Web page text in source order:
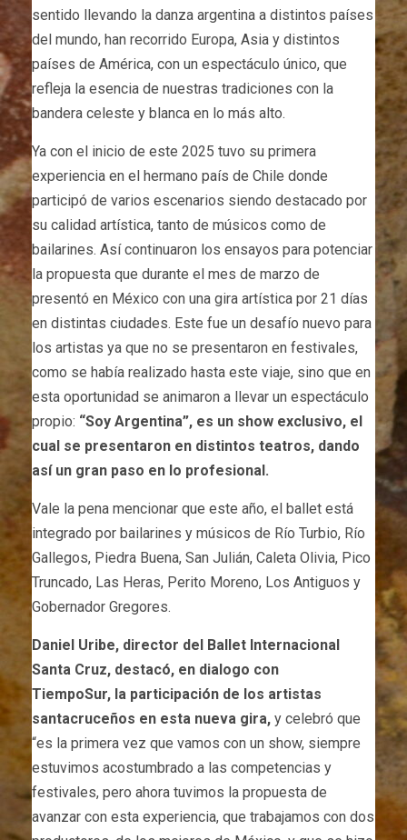
sentido llevando la danza argentina a distintos países
del mundo, han recorrido Europa, Asia y distintos
países de América, con un espectáculo único, que
refleja la esencia de nuestras tradiciones con la
bandera celeste y blanca en lo más alto.
Ya con el inicio de este 2025 tuvo su primera
experiencia en el hermano país de Chile donde
participó de varios escenarios siendo destacado por
su calidad artística, tanto de músicos como de
bailarines. Así continuaron los ensayos para potenciar
la propuesta que durante el mes de marzo de
presentó en México con una gira artística por 21 días
en distintas ciudades. Este fue un desafío nuevo para
los artistas ya que no se presentaron en festivales,
como se había realizado hasta este viaje, sino que en
esta oportunidad se animaron a llevar un espectáculo
propio: “Soy Argentina”, es un show exclusivo, el
cual se presentaron en distintos teatros, dando
así un gran paso en lo profesional.
Vale la pena mencionar que este año, el ballet está
integrado por bailarines y músicos de Río Turbio, Río
Gallegos, Piedra Buena, San Julián, Caleta Olivia, Pico
Truncado, Las Heras, Perito Moreno, Los Antiguos y
Gobernador Gregores.
Daniel Uribe, director del Ballet Internacional
Santa Cruz, destacó, en dialogo con
TiempoSur, la participación de los artistas
santacruceños en esta nueva gira, y celebró que
“es la primera vez que vamos con un show, siempre
estuvimos acostumbrado a las competencias y
festivales, pero ahora tuvimos la propuesta de
avanzar con esta experiencia, que trabajamos con dos